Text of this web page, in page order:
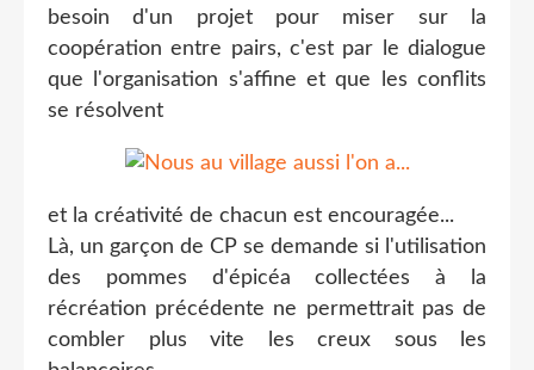
besoin d'un projet pour miser sur la
coopération entre pairs, c'est par le dialogue
que l'organisation s'affine et que les conflits
se résolvent
et la créativité de chacun est encouragée...
Là, un garçon de CP se demande si l'utilisation
des pommes d'épicéa collectées à la
récréation précédente ne permettrait pas de
combler plus vite les creux sous les